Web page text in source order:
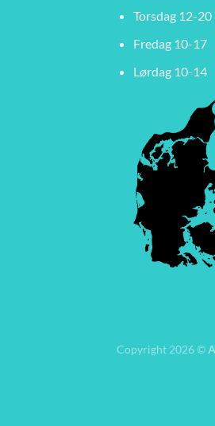
Torsdag 12-20
Fredag 10-17
Lørdag 10-14
Copyright 2026 ©